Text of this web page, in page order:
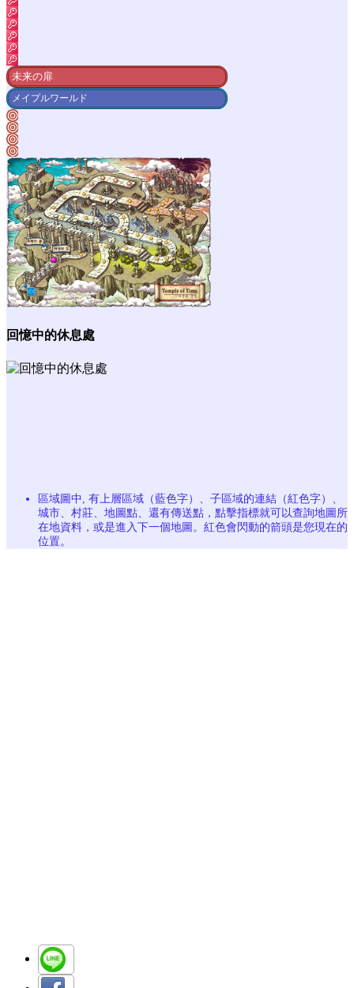
未来の扉
メイプルワールド
回憶中的休息處
區域圖中, 有上層區域（藍色字）、子區域的連結（紅色字）、
城市、村莊、地圖點、還有傳送點，點擊指標就可以查詢地圖所
在地資料，或是進入下一個地圖。紅色會閃動的箭頭是您現在的
位置。